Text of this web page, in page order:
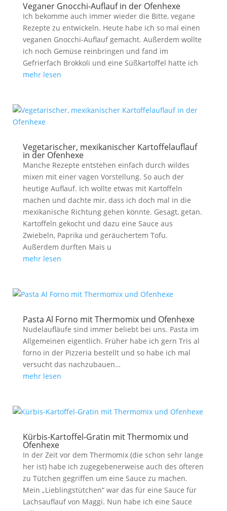
Veganer Gnocchi-Auflauf in der Ofenhexe
Ich bekomme auch immer wieder die Bitte, vegane
Rezepte zu entwickeln. Heute habe ich so mal einen
veganen Gnocchi-Auflauf gemacht. Außerdem wollte
ich noch Gemüse reinbringen und fand im
Gefrierfach Brokkoli und eine Süßkartoffel hatte ich
mehr lesen
Vegetarischer, mexikanischer Kartoffelauflauf
in der Ofenhexe
Manche Rezepte entstehen einfach durch wildes
mixen mit einer vagen Vorstellung. So auch der
heutige Auflauf. Ich wollte etwas mit Kartoffeln
machen und dachte mir, dass ich doch mal in die
mexikanische Richtung gehen könnte. Gesagt, getan.
Kartoffeln gekocht und dazu eine Sauce aus
Zwiebeln, Paprika und geräuchertem Tofu.
Außerdem durften Mais u
mehr lesen
Pasta Al Forno mit Thermomix und Ofenhexe
Nudelaufläufe sind immer beliebt bei uns. Pasta im
Allgemeinen eigentlich. Früher habe ich gern Tris al
forno in der Pizzeria bestellt und so habe ich mal
versucht das nachzubauen…
mehr lesen
Kürbis-Kartoffel-Gratin mit Thermomix und
Ofenhexe
In der Zeit vor dem Thermomix (die schon sehr lange
her ist) habe ich zugegebenerweise auch des öfteren
zu Tütchen gegriffen um eine Sauce zu machen.
Mein „Lieblingstütchen“ war das für eine Sauce für
Lachsauflauf von Maggi. Nun habe ich eine Sauce